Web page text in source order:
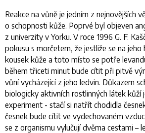
Reakce na vůně je jedním z nejnovějších
o schopnosti kůže. Poprvé byl objeven
z univerzity v Yorku. V roce 1996 G. F.
pokusu s morčetem, že jestliže se na jeho
kousek kůže a toto místo se potře
během třiceti minut bude cítit při pitvě
vůní vycházející z jeho ledvin. Důkazem
biologicky aktivních rostlinných látek kůží
experiment - stačí si natřít chodidla
česnek bude cítit ve vydechovaném
se z organismu vylučují dvěma cestami –